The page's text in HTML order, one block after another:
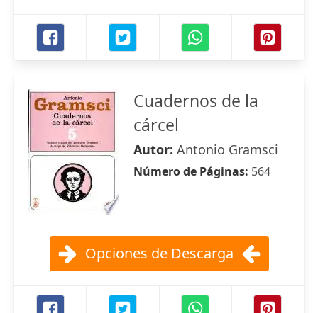
Cuadernos de la
cárcel
Autor: Antonio Gramsci
Número de Páginas: 564
Opciones de Descarga